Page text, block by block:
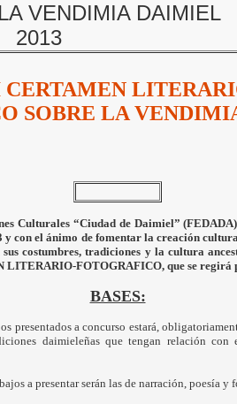
VENDIMIA DAIMIEL
2013
CERTAMEN
SOBRE LA
Culturales “Ciudad de Daimiel”
y con el ánimo de fomentar la creación
costumbres, tradiciones y la cultura
LITERARIO-FOTOGRAFICO, que se regirá
BASES:
presentados a concurso estará,
daimieleñas que tengan relación con
a presentar serán las de narración, poesía y